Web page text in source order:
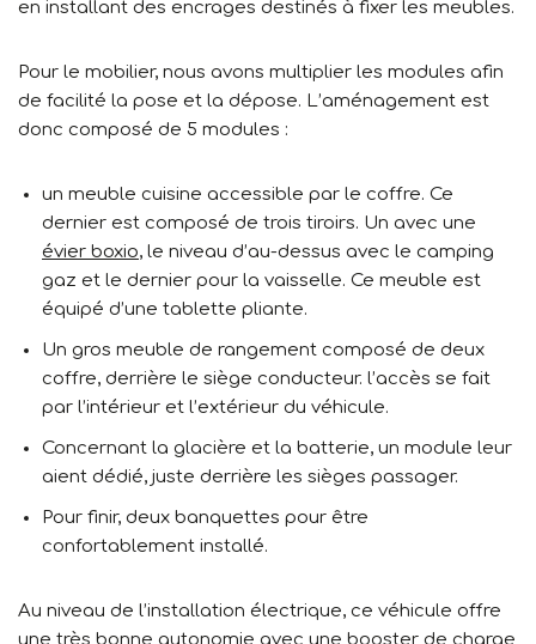
en installant des encrages destinés à fixer les meubles.
Pour le mobilier, nous avons multiplier les modules afin
de facilité la pose et la dépose. L’aménagement est
donc composé de 5 modules :
un meuble cuisine accessible par le coffre. Ce
dernier est composé de trois tiroirs. Un avec une
évier boxio, le niveau d’au-dessus avec le camping
gaz et le dernier pour la vaisselle. Ce meuble est
équipé d’une tablette pliante.
Un gros meuble de rangement composé de deux
coffre, derrière le siège conducteur. l’accès se fait
par l’intérieur et l’extérieur du véhicule.
Concernant la glacière et la batterie, un module leur
aient dédié, juste derrière les sièges passager.
Pour finir, deux banquettes pour être
confortablement installé.
Au niveau de l’installation électrique, ce véhicule offre